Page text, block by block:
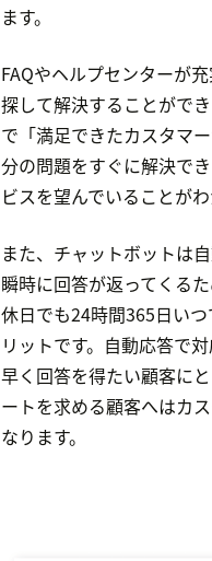
ます。
FAQやヘルプセンターが
探して解決することがで
で「満足できたカスタマ
分の問題をすぐに解決で
ビスを望んでいることがわ
また、チャットボットは
瞬時に回答が返ってくる
休日でも24時間365日い
リットです。自動応答で
早く回答を得たい顧客に
ートを求める顧客へはカ
なります。